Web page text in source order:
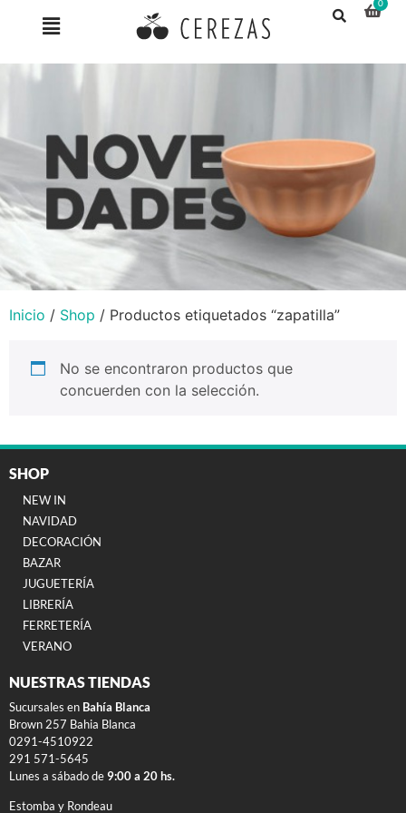
Inicio / Shop / Productos etiquetados “zapatilla”
No se encontraron productos que
concuerden con la selección.
SHOP
NEW IN
NAVIDAD
DECORACIÓN
BAZAR
JUGUETERÍA
LIBRERÍA
FERRETERÍA
VERANO
NUESTRAS TIENDAS
Sucursales en Bahía Blanca
Brown 257 Bahia Blanca
0291-4510922
291 571-5645
Lunes a sábado de 9:00 a 20 hs.
Estomba y Rondeau